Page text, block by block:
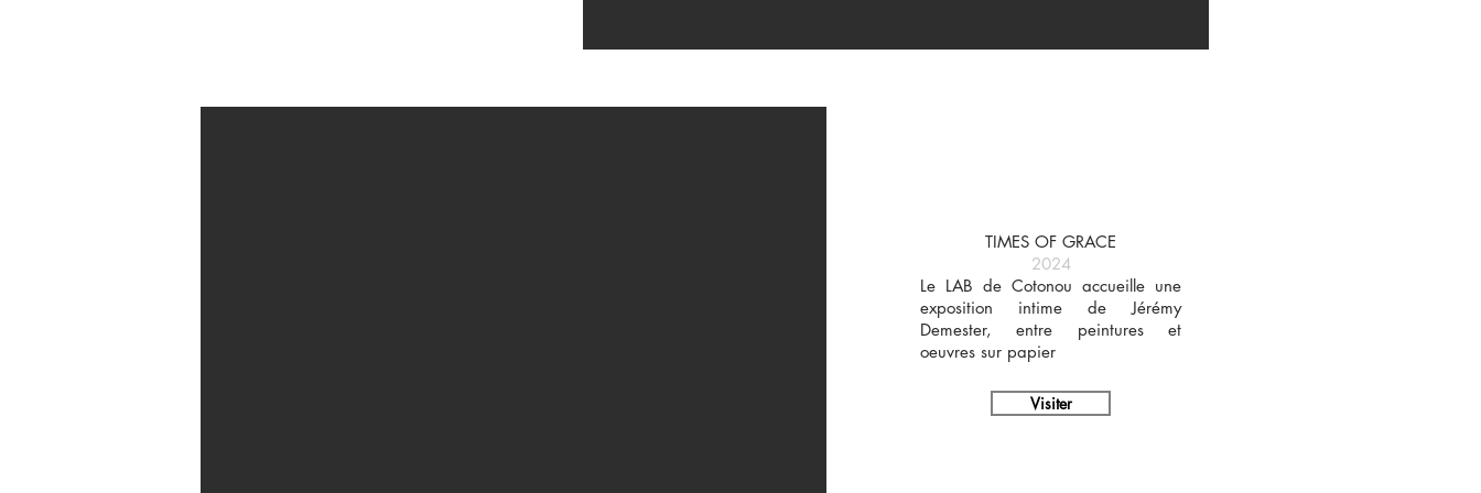
TIMES OF GRACE
2024
Le LAB de Cotonou accueille une
exposition intime de Jérémy
Demester, entre peintures et
oeuvres sur papier
Visiter